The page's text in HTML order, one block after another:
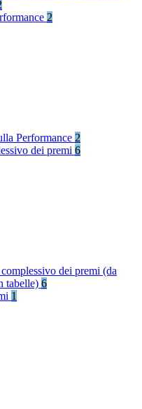
2
Performance 2
dei premi 6
dei premi (da
tabelle) 6
1